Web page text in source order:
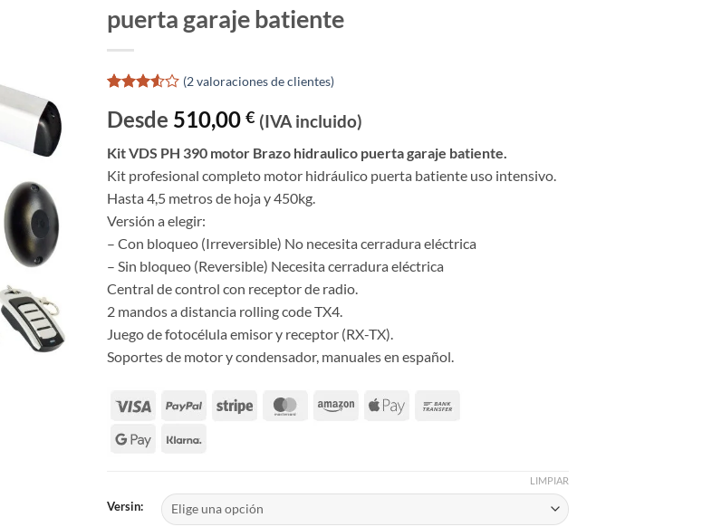
puerta garaje batiente
con3.5
de 5 en
base a
valoraciones
de
(2valoraciones de clientes)
Desde 510,00 € (IVA incluido)
Kit VDS PH 390 motor Brazo hidraulico puerta garaje batiente.
Kit profesional completo motor hidráulico puerta batiente uso intensivo.
Hasta 4,5 metros de hoja y 450kg.
Versión a elegir:
– Con bloqueo (Irreversible) No necesita cerradura eléctrica
– Sin bloqueo (Reversible) Necesita cerradura eléctrica
Central de control con receptor de radio.
2 mandos a distancia rolling code TX4.
Juego de fotocélula emisor y receptor (RX-TX).
Soportes de motor y condensador, manuales en español.
Versin:
LIMPIAR